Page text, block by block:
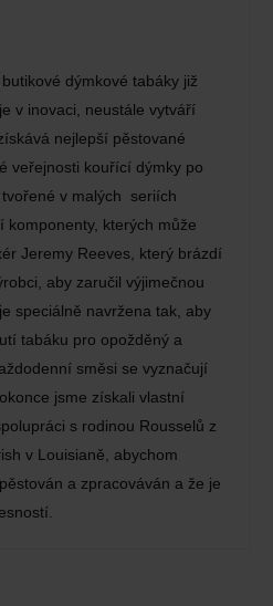
dýmkové tabáky již
v inovaci, neustále vytváří
nejlepší pěstované
veřejnosti kouřící dýmky po
v malých seriích
komponenty, kterých může
Jeremy Reeves, který brázdí
aby zaručil výjimečnou
speciálně navržena tak, aby
tabáku pro opožděný a
směsi se vyznačují
jsme získali vlastní
s rodinou Rousselů z
v Louisianě, abychom
a zpracováván a že je